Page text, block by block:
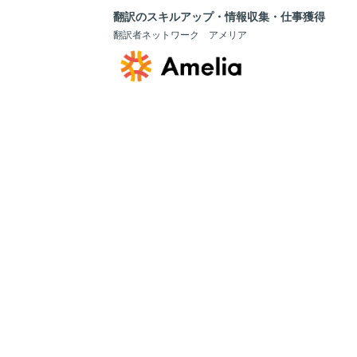
翻訳のスキルアップ・情報収集・仕事獲得
翻訳者ネットワーク アメリア